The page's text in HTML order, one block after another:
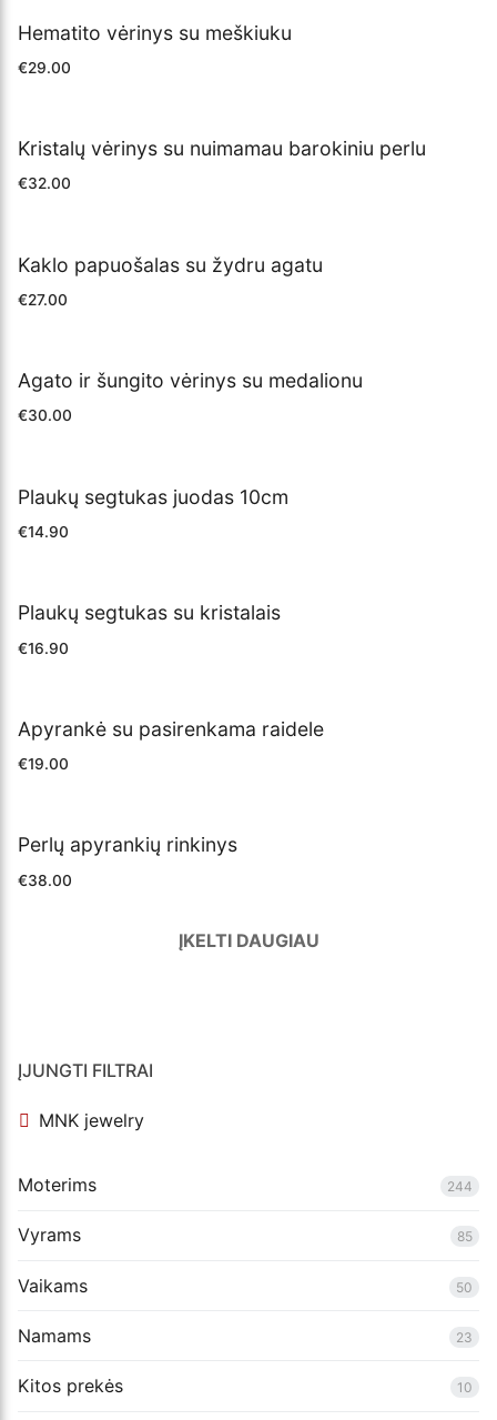
Hematito vėrinys su meškiuku
€29.00
Kristalų vėrinys su nuimamau barokiniu perlu
€32.00
Kaklo papuošalas su žydru agatu
€27.00
Agato ir šungito vėrinys su medalionu
€30.00
Plaukų segtukas juodas 10cm
€14.90
Plaukų segtukas su kristalais
€16.90
Apyrankė su pasirenkama raidele
€19.00
Perlų apyrankių rinkinys
€38.00
ĮKELTI DAUGIAU
ĮJUNGTI FILTRAI
MNK jewelry
Moterims 244
Vyrams 85
Vaikams 50
Namams 23
Kitos prekės 10